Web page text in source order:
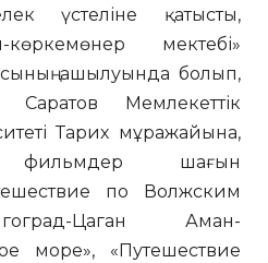
үстеліне қатысты,
мектебі»
ашылуында болып,
Мемлекеттік
Тарих мұражайына,
фильмдер шағын
по Волжским
Цаган Аман-
море», «Путешествие